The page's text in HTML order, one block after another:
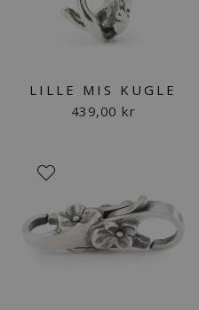
LILLE MIS KUGLE
439,00 kr